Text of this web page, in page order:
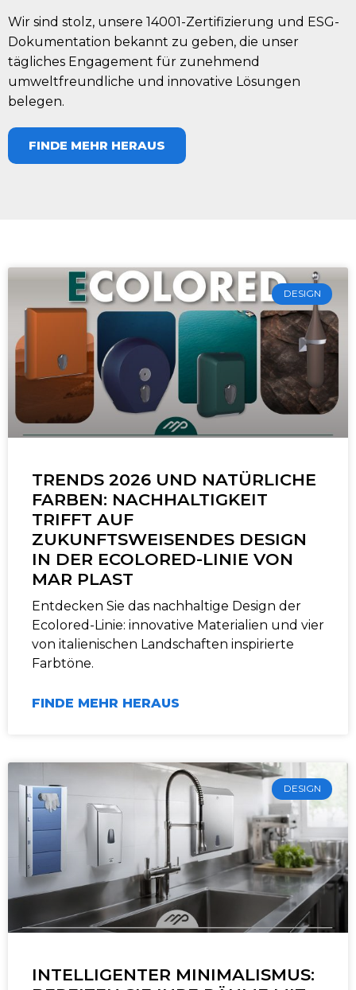
Wir sind stolz, unsere 14001-Zertifizierung und ESG-
Dokumentation bekannt zu geben, die unser
tägliches Engagement für zunehmend
umweltfreundliche und innovative Lösungen
belegen.
FINDE MEHR HERAUS
DESIGN
TRENDS 2026 UND NATÜRLICHE
FARBEN: NACHHALTIGKEIT
TRIFFT AUF
ZUKUNFTSWEISENDES DESIGN
IN DER ECOLORED-LINIE VON
MAR PLAST
Entdecken Sie das nachhaltige Design der
Ecolored-Linie: innovative Materialien und vier
von italienischen Landschaften inspirierte
Farbtöne.
FINDE MEHR HERAUS
DESIGN
INTELLIGENTER MINIMALISMUS: